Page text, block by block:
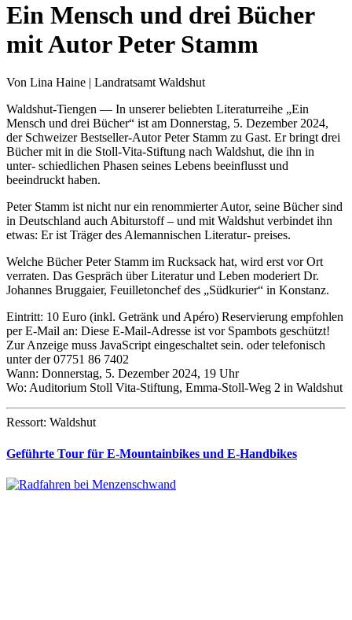
Ein Mensch und drei Bücher
mit Autor Peter Stamm
Von Lina Haine | Landratsamt Waldshut
Waldshut-Tiengen — In unserer beliebten Literaturreihe „Ein
Mensch und drei Bücher“ ist am Donnerstag, 5. Dezember 2024,
der Schweizer Bestseller-Autor Peter Stamm zu Gast. Er bringt drei
Bücher mit in die Stoll-Vita-Stiftung nach Waldshut, die ihn in
unter- schiedlichen Phasen seines Lebens beeinflusst und
beeindruckt haben.
Peter Stamm ist nicht nur ein renommierter Autor, seine Bücher sind
in Deutschland auch Abiturstoff – und mit Waldshut verbindet ihn
etwas: Er ist Träger des Alemannischen Literatur- preises.
Welche Bücher Peter Stamm im Rucksack hat, wird erst vor Ort
verraten. Das Gespräch über Literatur und Leben moderiert Dr.
Johannes Bruggaier, Feuilletonchef des „Südkurier“ in Konstanz.
Eintritt: 10 Euro (inkl. Getränk und Apéro) Reservierung empfohlen
per E-Mail an: Diese E-Mail-Adresse ist vor Spambots geschützt!
Zur Anzeige muss JavaScript eingeschaltet sein. oder telefonisch
unter der 07751 86 7402
Wann: Donnerstag, 5. Dezember 2024, 19 Uhr
Wo: Auditorium Stoll Vita-Stiftung, Emma-Stoll-Weg 2 in Waldshut
Ressort: Waldshut
Geführte Tour für E-Mountainbikes und E-Handbikes